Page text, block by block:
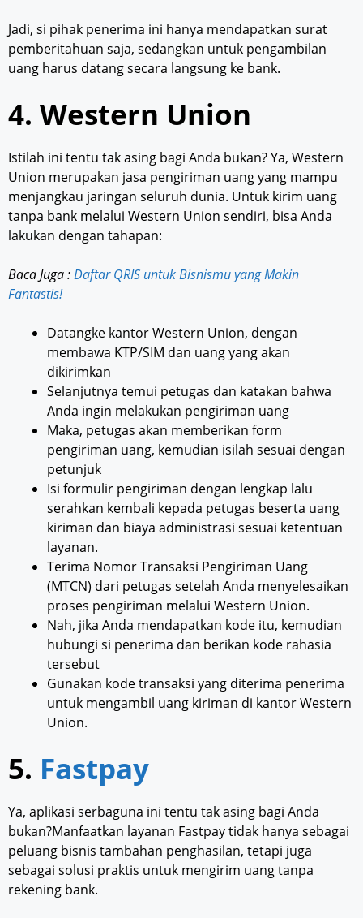
Jadi, si pihak penerima ini hanya mendapatkan surat
pemberitahuan saja, sedangkan untuk pengambilan
uang harus datang secara langsung ke bank.
4. Western Union
Istilah ini tentu tak asing bagi Anda bukan? Ya, Western
Union merupakan jasa pengiriman uang yang mampu
menjangkau jaringan seluruh dunia. Untuk kirim uang
tanpa bank melalui Western Union sendiri, bisa Anda
lakukan dengan tahapan:
Baca Juga :Daftar QRIS untuk Bisnismu yang Makin
Fantastis!
Datangke kantor Western Union, dengan
membawa KTP/SIM dan uang yang akan
dikirimkan
Selanjutnya temui petugas dan katakan bahwa
Anda ingin melakukan pengiriman uang
Maka, petugas akan memberikan form
pengiriman uang, kemudian isilah sesuai dengan
petunjuk
Isi formulir pengiriman dengan lengkap lalu
serahkan kembali kepada petugas beserta uang
kiriman dan biaya administrasi sesuai ketentuan
layanan.
Terima Nomor Transaksi Pengiriman Uang
(MTCN) dari petugas setelah Anda menyelesaikan
proses pengiriman melalui Western Union.
Nah, jika Anda mendapatkan kode itu, kemudian
hubungi si penerima dan berikan kode rahasia
tersebut
Gunakan kode transaksi yang diterima penerima
untuk mengambil uang kiriman di kantor Western
Union.
5. Fastpay
Ya, aplikasi serbaguna ini tentu tak asing bagi Anda
bukan?Manfaatkan layanan Fastpay tidak hanya sebagai
peluang bisnis tambahan penghasilan, tetapi juga
sebagai solusi praktis untuk mengirim uang tanpa
rekening bank.